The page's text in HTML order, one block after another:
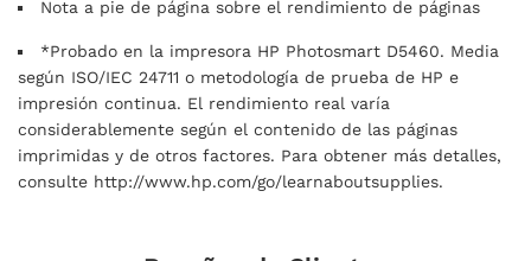
Nota a pie de página sobre el rendimiento de páginas
*Probado en la impresora HP Photosmart D5460. Media
según ISO/IEC 24711 o metodología de prueba de HP e
impresión continua. El rendimiento real varía
considerablemente según el contenido de las páginas
imprimidas y de otros factores. Para obtener más detalles,
consulte http://www.hp.com/go/learnaboutsupplies.